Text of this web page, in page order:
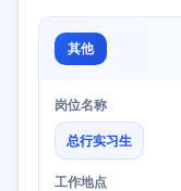
其他
岗位名称
总行实习生
工作地点